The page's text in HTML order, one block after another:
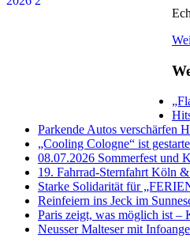
Parkende Autos verschärfen
„Cooling Cologne“ ist
08.07.2026 Sommerfest und
19. Fahrrad-Sternfahrt Köln
Starke Solidarität für
Reinfeiern ins Jeck im
Paris zeigt, was möglich ist –
Neusser Malteser mit